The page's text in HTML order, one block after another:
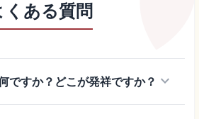
くある質問
ですか？どこが発祥ですか？ keyboard_arrow_down